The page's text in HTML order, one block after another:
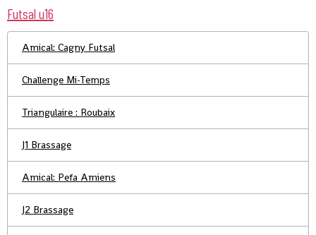
Futsal u16
Amical: Cagny Futsal
Challenge Mi-Temps
Triangulaire : Roubaix
J1 Brassage
Amical: Pefa Amiens
J2 Brassage